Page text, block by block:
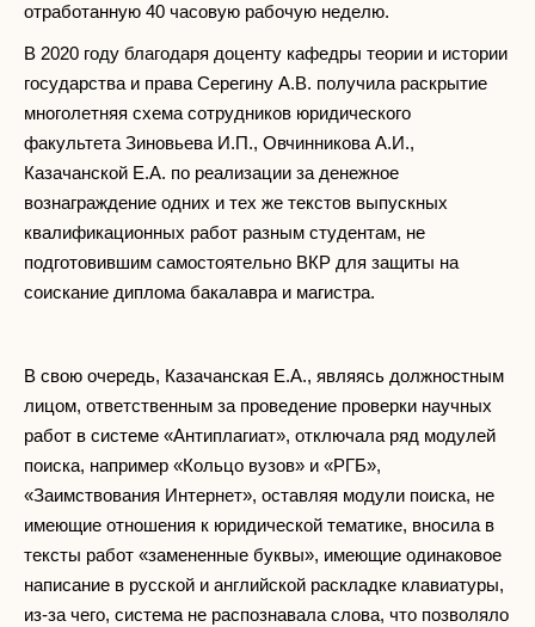
отработанную 40 часовую рабочую неделю.
В 2020 году благодаря доценту кафедры теории и истории
государства и права Серегину А.В. получила раскрытие
многолетняя схема сотрудников юридического
факультета Зиновьева И.П., Овчинникова А.И.,
Казачанской Е.А. по реализации за денежное
вознаграждение одних и тех же текстов выпускных
квалификационных работ разным студентам, не
подготовившим самостоятельно ВКР для защиты на
соискание диплома бакалавра и магистра.
В свою очередь, Казачанская Е.А., являясь должностным
лицом, ответственным за проведение проверки научных
работ в системе «Антиплагиат», отключала ряд модулей
поиска, например «Кольцо вузов» и «РГБ»,
«Заимствования Интернет», оставляя модули поиска, не
имеющие отношения к юридической тематике, вносила в
тексты работ «замененные буквы», имеющие одинаковое
написание в русской и английской раскладке клавиатуры,
из-за чего, система не распознавала слова, что позволяло